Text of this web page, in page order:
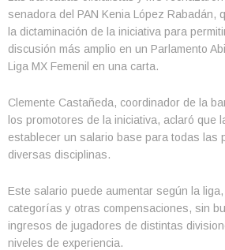
senadora del PAN Kenia López Rabadán,
la dictaminación de la iniciativa para
discusión más amplio en un Parlamento
Liga MX Femenil en una carta.
Clemente Castañeda, coordinador de la
los promotores de la iniciativa, aclaró que
establecer un salario base para todas las
diversas disciplinas.
Este salario puede aumentar según la
categorías y otras compensaciones, sin
ingresos de jugadores de distintas
niveles de experiencia.